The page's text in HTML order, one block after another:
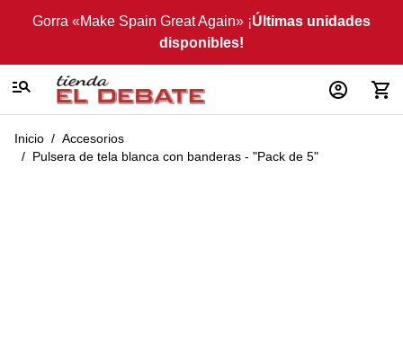
Gorra «Make Spain Great Again» ¡Últimas unidades
disponibles!
Inicio / Accesorios
/ Pulsera de tela blanca con banderas - "Pack de 5"